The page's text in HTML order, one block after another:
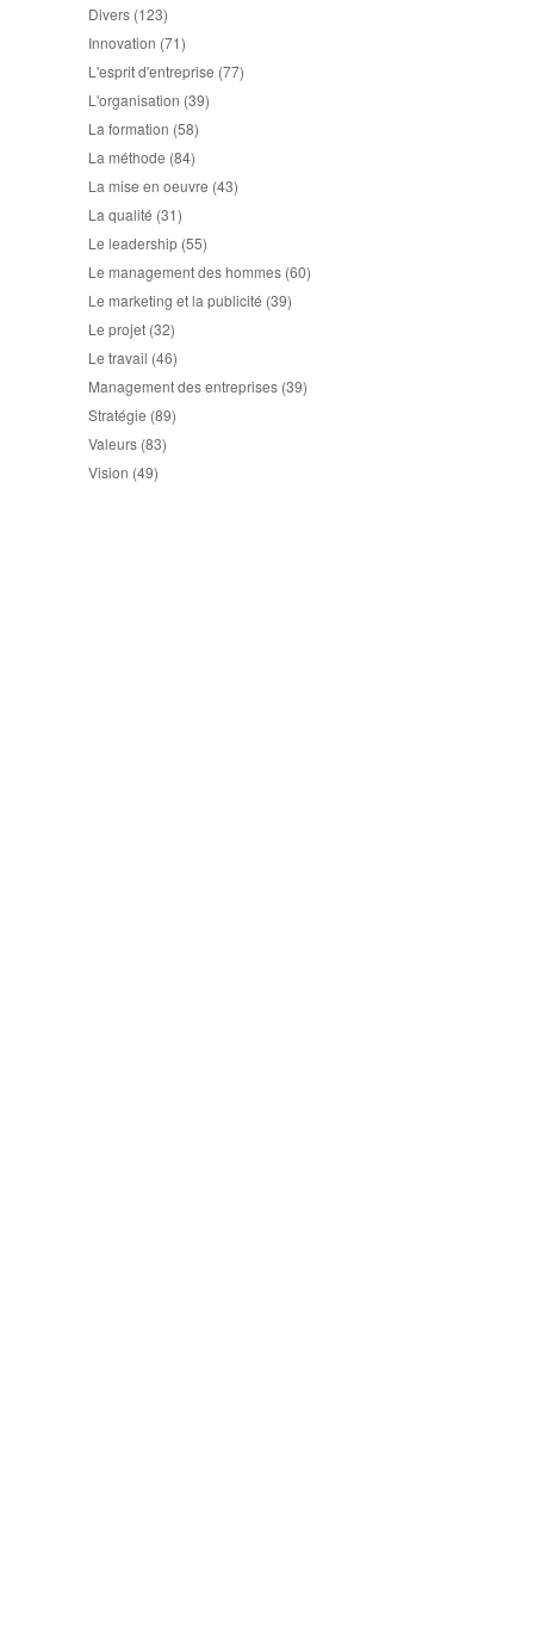
Divers (123)
Innovation (71)
L'esprit d'entreprise (77)
L'organisation (39)
La formation (58)
La méthode (84)
La mise en oeuvre (43)
La qualité (31)
Le leadership (55)
Le management des hommes (60)
Le marketing et la publicité (39)
Le projet (32)
Le travail (46)
Management des entreprises (39)
Stratégie (89)
Valeurs (83)
Vision (49)